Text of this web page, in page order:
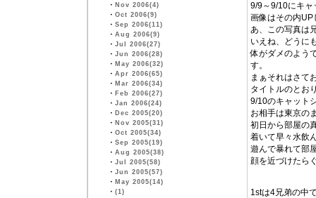
・ Nov 2006(4)
・ Oct 2006(9)
・ Sep 2006(11)
・ Aug 2006(9)
・ Jul 2006(27)
・ Jun 2006(28)
・ May 2006(32)
・ Apr 2006(65)
・ Mar 2006(34)
・ Feb 2006(27)
・ Jan 2006(24)
・ Dec 2005(20)
・ Nov 2005(31)
・ Oct 2005(34)
・ Sep 2005(19)
・ Aug 2005(38)
・ Jul 2005(58)
・ Jun 2005(57)
・ May 2005(14)
・ (1)
9/9～9/10にキャ
画像はその内UP
あ、この写真は
いえね、どうに
体がダメのよう
す。
まぁそれはさて
タイトルのとお
9/10のキャット
お相手は東京の
初日から部屋の
着いて早々水飲
遊んで暴れて部
顔を近づけたら
1stは4兄弟の中